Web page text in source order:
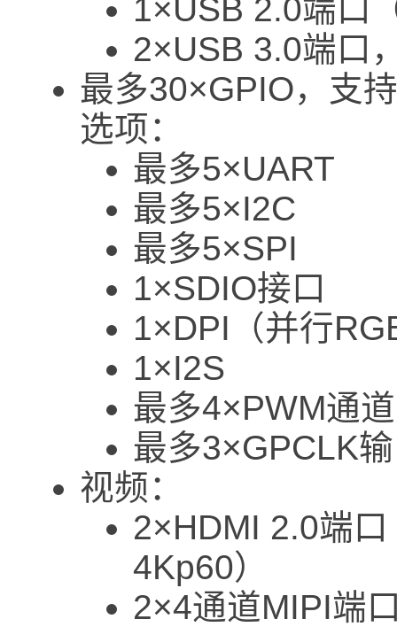
1×USB 2.0端口
2×USB 3.0端口
最多30×GPIO，支
选项：
最多5×UART
最多5×I2C
最多5×SPI
1×SDIO接口
1×DPI（并行
1×I2S
最多4×PWM通道
最多3×GPCLK
视频：
2×HDMI 2.0端
4Kp60）
2×4通道MIPI端